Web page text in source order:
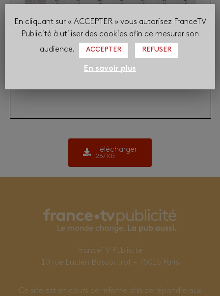
Télécharger
267 KB
FranceTV Publicité
10 rue Lucien Bossoutrot – 75015 Paris
Ce site est en cours de refonte afin de répondre aux
En cliquant sur « ACCEPTER » vous autorisez FranceTV
Publicité à utiliser des cookies afin de mesurer son
audience.
ACCEPTER REFUSER
En savoir plus